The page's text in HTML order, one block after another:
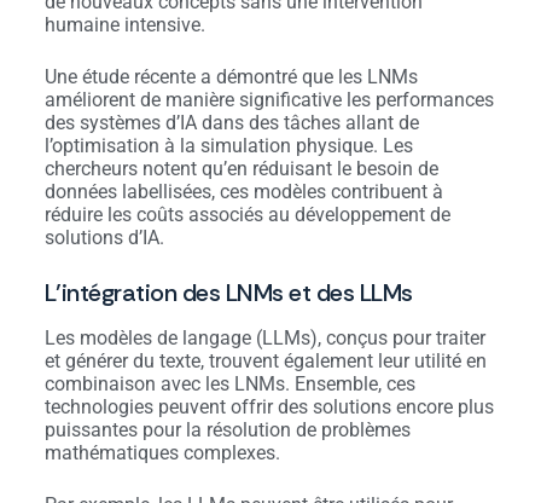
humaine intensive.
Une étude récente a démontré que les LNMs
améliorent de manière significative les performances
des systèmes d’IA dans des tâches allant de
l’optimisation à la simulation physique. Les
chercheurs notent qu’en réduisant le besoin de
données labellisées, ces modèles contribuent à
réduire les coûts associés au développement de
solutions d’IA.
L’intégration des LNMs et des LLMs
Les modèles de langage (LLMs), conçus pour traiter
et générer du texte, trouvent également leur utilité en
combinaison avec les LNMs. Ensemble, ces
technologies peuvent offrir des solutions encore plus
puissantes pour la résolution de problèmes
mathématiques complexes.